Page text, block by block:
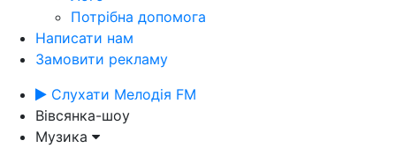
Потрібна допомога
Написати нам
Замовити рекламу
Слухати Мелодія FM
Вівсянка-шоу
Музика